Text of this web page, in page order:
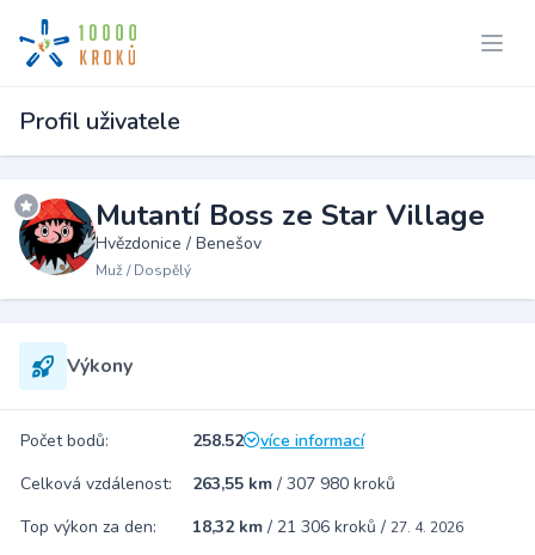
Profil uživatele
Mutantí Boss ze Star Village
Hvězdonice / Benešov
Muž / Dospělý
Výkony
Počet bodů: 258.52
více informací
Celková vzdálenost:
263,55 km / 307 980 kroků
Top výkon za den:
18,32 km / 21 306 kroků / 27. 4. 2026